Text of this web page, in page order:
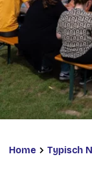
Werken bij
Home Typisch